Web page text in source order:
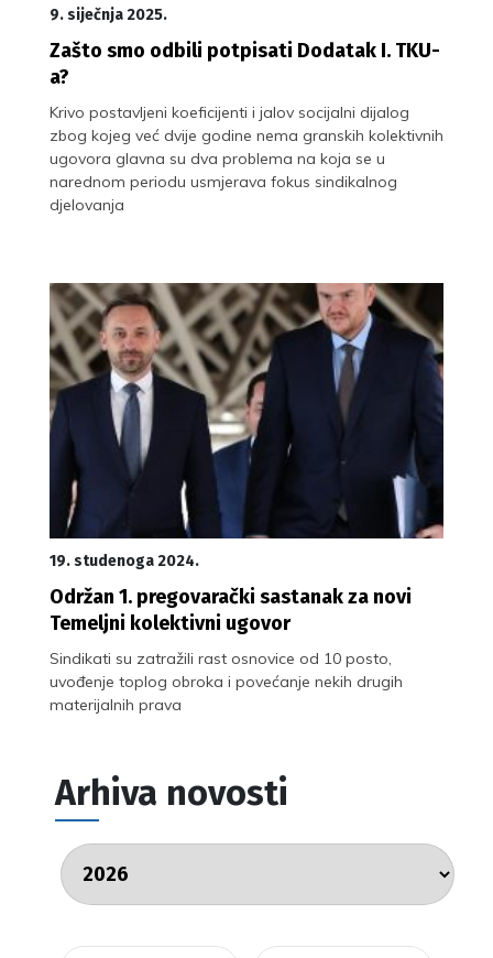
9. siječnja 2025.
Zašto smo odbili potpisati Dodatak I. TKU-
a?
Krivo postavljeni koeficijenti i jalov socijalni dijalog
zbog kojeg već dvije godine nema granskih kolektivnih
ugovora glavna su dva problema na koja se u
narednom periodu usmjerava fokus sindikalnog
djelovanja
19. studenoga 2024.
Održan 1. pregovarački sastanak za novi
Temeljni kolektivni ugovor
Sindikati su zatražili rast osnovice od 10 posto,
uvođenje toplog obroka i povećanje nekih drugih
materijalnih prava
Arhiva novosti